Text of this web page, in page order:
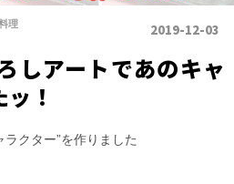
理 2019-12-03
しアートであのキャ
！
クター”を作りました